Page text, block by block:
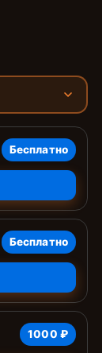
Бесплатно
Бесплатно
1000 ₽